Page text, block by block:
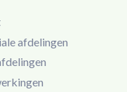
afdelingen